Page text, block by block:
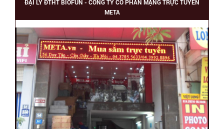
ĐẠI LÝ ĐTHT BIOFUN - CÔNG TY CỔ PHẨN MẠNG TRỰC TUYẾN
META